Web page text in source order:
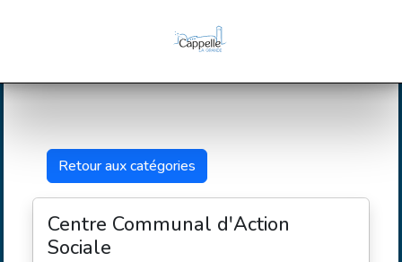
Retour aux catégories
Centre Communal d'Action
Sociale